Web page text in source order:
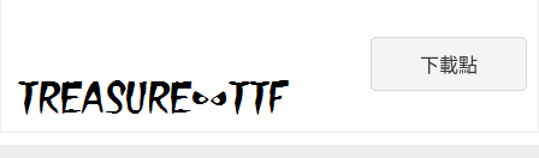
下載點